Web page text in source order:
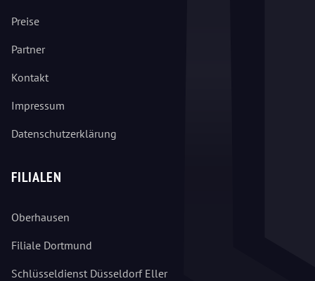
Preise
Partner
Kontakt
Impressum
Datenschutzerklärung
FILIALEN
Oberhausen
Filiale Dortmund
Schlüsseldienst Düsseldorf Eller